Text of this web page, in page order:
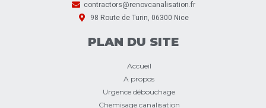
contractors@renovcanalisation.fr
98 Route de Turin, 06300 Nice
PLAN DU SITE
Accueil
A propos
Urgence débouchage
Chemisage canalisation